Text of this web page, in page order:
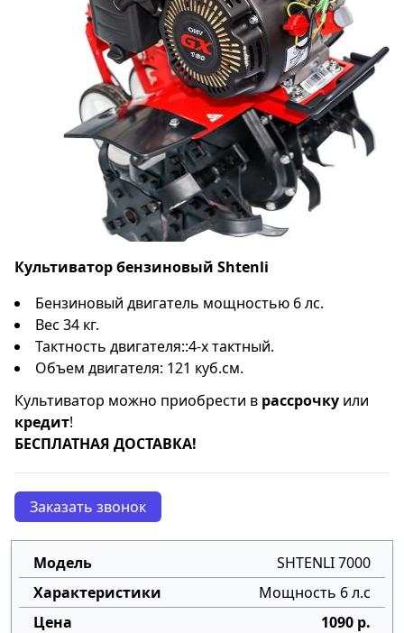
Культиватор бензиновый Shtenli
Бензиновый двигатель мощностью 6 лс.
Вес 34 кг.
Тактность двигателя::4-х тактный.
Объем двигателя: 121 куб.см.
Культиватор можно приобрести в рассрочку или
кредит!
БЕСПЛАТНАЯ ДОСТАВКА!
Заказать звонок
SHTENLI 7000
Мощность 6 л.с
1090 р.